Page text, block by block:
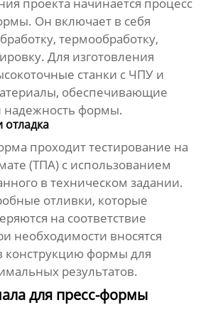
проекта начинается процесс
Он включает в себя
термообработку,
Для изготовления
станки с ЧПУ и
обеспечивающие
надежность формы.
отладка
проходит тестирование на
(ТПА) с использованием
в техническом задании.
отливки, которые
на соответствие
необходимости вносятся
конструкцию формы для
результатов.
для пресс-формы